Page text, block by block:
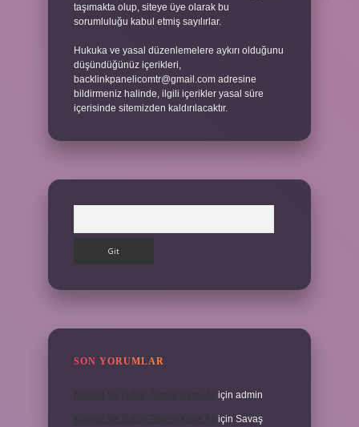
taşımakta olup, siteye üye olarak bu
sorumluluğu kabul etmiş sayılırlar.
Hukuka ve yasal düzenlemelere aykırı olduğunu
düşündüğünüz içerikleri,
backlinkpanelicomtr@gmail.com adresine
bildirmeniz halinde, ilgili içerikler yasal süre
içerisinde sitemizden kaldırılacaktır.
SON YORUMLAR
için admin
için Savaş